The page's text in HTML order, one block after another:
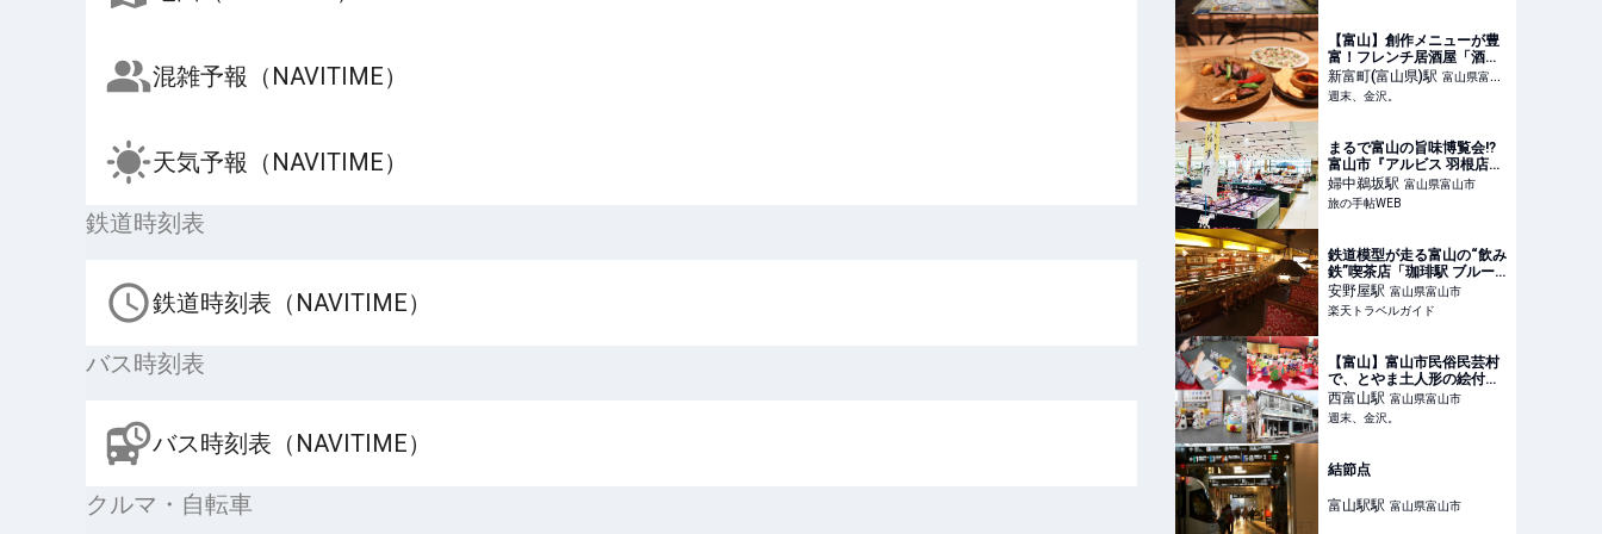
混雑予報（NAVITIME）
天気予報（NAVITIME）
鉄道時刻表
鉄道時刻表（NAVITIME）
バス時刻表
バス時刻表（NAVITIME）
クルマ・自転車
【富山】創作メニューが豊
富！フレンチ居酒屋「酒場
ルージュ」が富山駅から徒
歩5分の場所にオープン！
【NEW OPEN】 - 週末、金
新富町(富山県)駅 富山県富山
市
週末、金沢。
まるで富山の旨味博覧会!?
富山市『アルビス 羽根店』
は北陸の味を追求するスー
パー｜旅の手帖WEB
婦中鵜坂駅 富山県富山市
旅の手帖WEB
鉄道模型が走る富山の“飲み
鉄”喫茶店「珈琲駅 ブルー
トレイン」 【楽天トラベ
ル】
安野屋駅 富山県富山市
楽天トラベルガイド
【富山】富山市民俗民芸村
で、とやま土人形の絵付け
体験してきました！家族や
友達、カップルで楽しもう♪
- 週末、金沢。
西富山駅 富山県富山市
週末、金沢。
結節点
富山駅駅 富山県富山市